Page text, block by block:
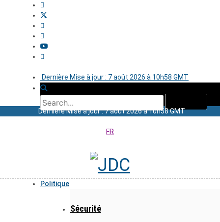
Dernière Mise à jour : 7 août 2026 à 10h58 GMT
Dernière Mise à jour : 7 août 2026 à 10h58 GMT
FR
Politique
Sécurité